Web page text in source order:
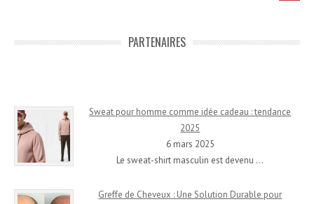
PARTENAIRES
Sweat pour homme comme idée cadeau : tendance
2025
6 mars 2025
Le sweat-shirt masculin est devenu …
Greffe de Cheveux : Une Solution Durable pour